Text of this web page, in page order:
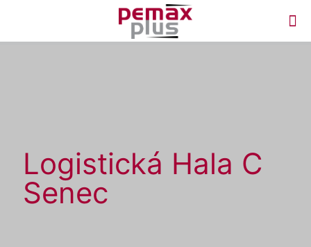
Logistická Hala C
Senec